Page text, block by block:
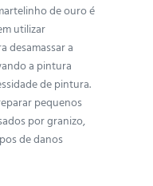
de ouro é
utilizar
desamassar a
a pintura
de pintura.
pequenos
por granizo,
de danos